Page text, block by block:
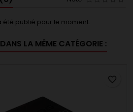
été publié pour le moment.
LA MÊME CATÉGORIE :
favorite_border